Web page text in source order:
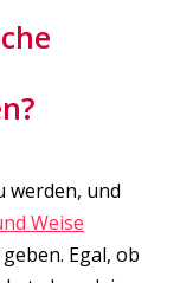
werden, und
Weise
Egal, ob